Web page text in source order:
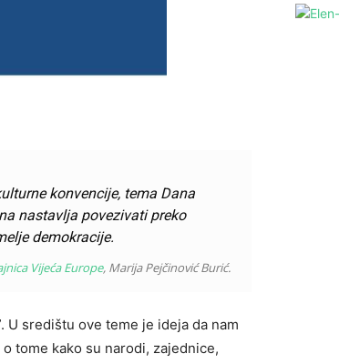
konvencije, tema Dana
nastavlja povezivati ​​preko
demokracije.
Vijeća Europe, Marija Pejčinović Burić.
U središtu ove teme je ideja da nam
tome kako su narodi, zajednice,